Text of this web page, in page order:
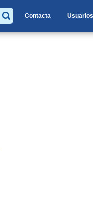
Contacta Usuarios